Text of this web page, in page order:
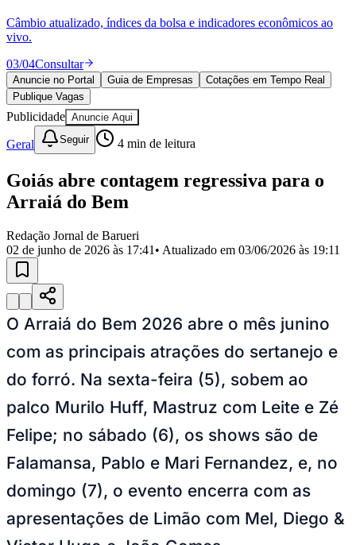
Esportes
Cultura
Meio Ambiente
Obras
Educação
Bairros de Barueri
Selecione sua região
AldeiaAldeia da SerraAldeia de Barueri
VistaCalifórniaCarapicuíba
RegiãoCotia Cruz PretaEngenho NovoFazenda
Militar
Califórnia
Esperança
JulioJardim Líbano
MutingaJardim ParaísoJardim PaulistaJardim ReginaliceJardim São
Jardim Silveira
TupãJardim TupanciMutinga Nova AldeinhaOsascoParque dos
Parque Imperial Parque Santa Luzia
Pirapora
do Bom Jesus
Recanto PhrynéaSantana de
do Conde
Vila Engenho NovoVila MárciaVila Nossa Sra. da
Para Sua Empresa
Anuncie no Portal
Divulgar VagasNovo
Câmbio atualizado, índices da bolsa e indicadores econômicos ao
vivo.
03/04Consultar
Anuncie no Portal Guia de Empresas
Cotações em Tempo Real
Publique Vagas
Publicidade Anuncie Aqui
Geral Seguir 4 min de leitura
Goiás abre contagem regressiva para o
Arraiá do Bem
Redação Jornal de Barueri
02 de junho de 2026 às 17:41 • Atualizado em 03/06/2026 às 19:11
O Arraiá do Bem 2026 abre o mês junino
com as principais atrações do sertanejo e
do forró. Na sexta-feira (5), sobem ao
palco Murilo Huff, Mastruz com Leite e Zé
Felipe; no sábado (6), os shows são de
Falamansa, Pablo e Mari Fernandez, e, no
domingo (7), o evento encerra com as
apresentações de Limão com Mel, Diego &